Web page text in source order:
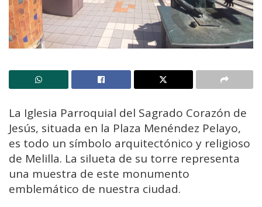
La Iglesia Parroquial del Sagrado Corazón de
Jesús, situada en la Plaza Menéndez Pelayo,
es todo un símbolo arquitectónico y religioso
de Melilla. La silueta de su torre representa
una muestra de este monumento
emblemático de nuestra ciudad.